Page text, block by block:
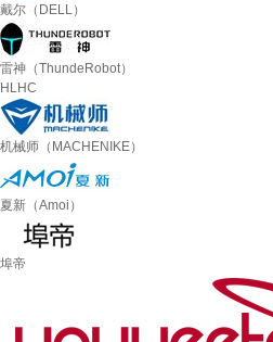
戴尔（DELL）
雷神（ThundeRobot）
HLHC
机械师（MACHENIKE）
夏新（Amoi）
埠帝